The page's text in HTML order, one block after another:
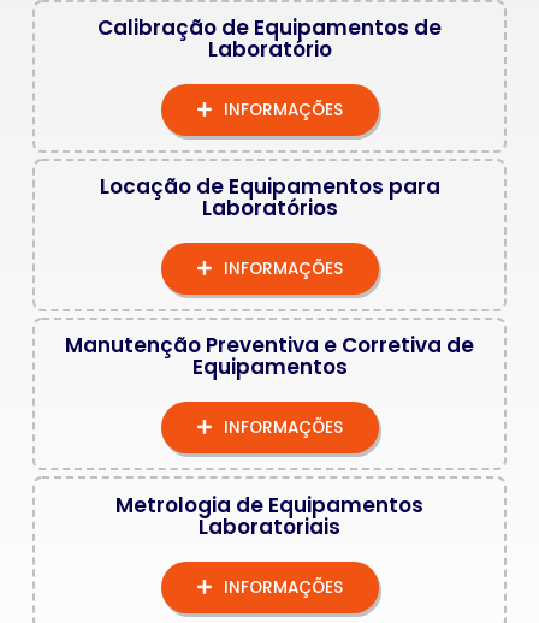
Calibração de Equipamentos de
Laboratório
INFORMAÇÕES
Locação de Equipamentos para
Laboratórios
INFORMAÇÕES
Manutenção Preventiva e Corretiva de
Equipamentos
INFORMAÇÕES
Metrologia de Equipamentos
Laboratoriais
INFORMAÇÕES